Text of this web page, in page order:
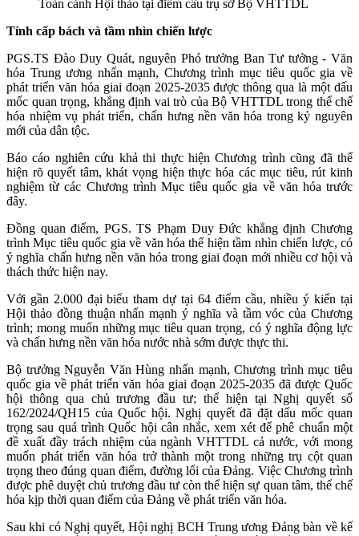
Toàn cảnh Hội thảo tại điểm cầu trụ sở Bộ VHTTDL
Tính cấp bách và tầm nhìn chiến lược
PGS.TS Đào Duy Quát, nguyên Phó trưởng Ban Tư tưởng - Văn
hóa Trung ương nhấn mạnh, Chương trình mục tiêu quốc gia về
phát triển văn hóa giai đoạn 2025-2035 được thông qua là một dấu
mốc quan trọng, khẳng định vai trò của Bộ VHTTDL trong thể chế
hóa nhiệm vụ phát triển, chấn hưng nền văn hóa trong kỷ nguyên
mới của dân tộc.
Báo cáo nghiên cứu khả thi thực hiện Chương trình cũng đã thể
hiện rõ quyết tâm, khát vọng hiện thực hóa các mục tiêu, rút kinh
nghiệm từ các Chương trình Mục tiêu quốc gia về văn hóa trước
đây.
Đồng quan điểm, PGS. TS Phạm Duy Đức khẳng định Chương
trình Mục tiêu quốc gia về văn hóa thể hiện tầm nhìn chiến lược, có
ý nghĩa chấn hưng nền văn hóa trong giai đoạn mới nhiều cơ hội và
thách thức hiện nay.
Với gần 2.000 đại biểu tham dự tại 64 điểm cầu, nhiều ý kiến tại
Hội thảo đồng thuận nhấn mạnh ý nghĩa và tầm vóc của Chương
trình; mong muốn những mục tiêu quan trọng, có ý nghĩa động lực
và chấn hưng nền văn hóa nước nhà sớm được thực thi.
Bộ trưởng Nguyễn Văn Hùng nhấn mạnh, Chương trình mục tiêu
quốc gia về phát triển văn hóa giai đoạn 2025-2035 đã được Quốc
hội thông qua chủ trương đầu tư; thể hiện tại Nghị quyết số
162/2024/QH15 của Quốc hội. Nghị quyết đã đặt dấu mốc quan
trọng sau quá trình Quốc hội cân nhắc, xem xét để phê chuẩn một
đề xuất đầy trách nhiệm của ngành VHTTDL cả nước, với mong
muốn phát triển văn hóa trở thành một trong những trụ cột quan
trọng theo đúng quan điểm, đường lối của Đảng. Việc Chương trình
được phê duyệt chủ trương đầu tư còn thể hiện sự quan tâm, thể chế
hóa kịp thời quan điểm của Đảng về phát triển văn hóa.
Sau khi có Nghị quyết, Hội nghị BCH Trung ương Đảng bàn về kế